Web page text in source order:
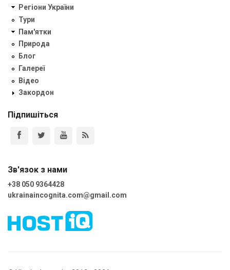
Регіони України
Тури
Пам'ятки
Природа
Блог
Галереї
Відео
Закордон
Підпишіться
Зв'язок з нами
+38 050 9364428
ukrainaincognita.com@gmail.com